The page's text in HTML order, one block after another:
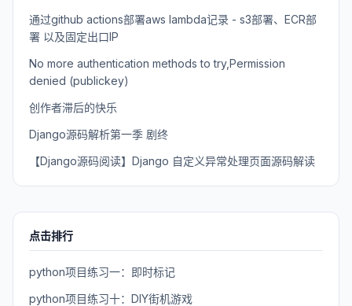
通过github actions部署aws lambda记录 - s3部署、ECR部
署 以及固定出口IP
No more authentication methods to try,Permission
denied (publickey)
创作者滞后的快乐
Django源码解析第一季 剧终
【Django源码阅读】Django 自定义异常处理页面源码解读
点击排行
python项目练习一：即时标记
python项目练习十：DIY街机游戏